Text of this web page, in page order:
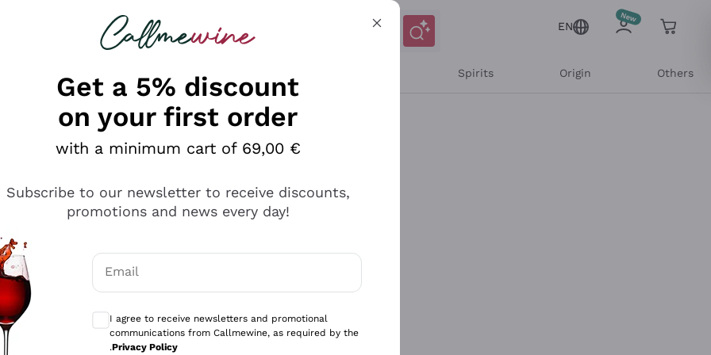
looking for
EN
Spirits Origin Others
Get a 5% discount
on your first order
with a minimum cart of 69,00 €
Subscribe to our newsletter to receive discounts,
promotions and news every day!
Email
I agree to receive newsletters and promotional
communications from Callmewine, as required by the
.Privacy Policy